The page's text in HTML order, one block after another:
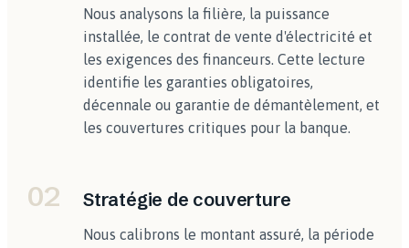
Nous analysons la filière, la puissance
installée, le contrat de vente d'électricité et
les exigences des financeurs. Cette lecture
identifie les garanties obligatoires,
décennale ou garantie de démantèlement, et
les couvertures critiques pour la banque.
02 Stratégie de couverture
Nous calibrons le montant assuré, la période